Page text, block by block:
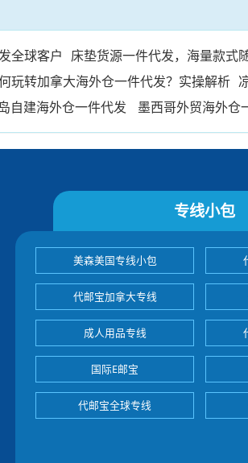
全球客户 床垫货源一件代发，海量款式
玩转加拿大海外仓一件代发？实操解析
自建海外仓一件代发 墨西哥外贸海外仓
专线小包
美森美国专线小包
代邮宝加拿大专线
成人用品专线
国际E邮宝
代邮宝全球专线